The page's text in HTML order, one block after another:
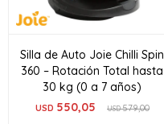
Silla de Auto Joie Chilli Spin
360 – Rotación Total hasta
30 kg (0 a 7 años)
USD 550,05 USD579,00